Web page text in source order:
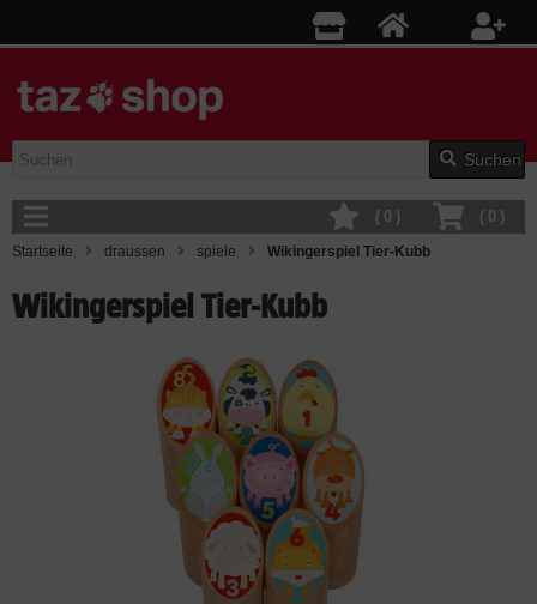
Suchen
( 0 )
( 0 )
Startseite draussen spiele Wikingerspiel Tier-Kubb
Wikingerspiel Tier-Kubb